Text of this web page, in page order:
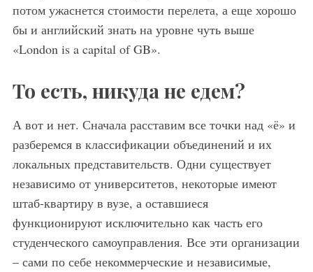
потом ужаснется стоимости перелета, а еще хорошо
бы и английский знать на уровне чуть выше
«London is a capital of GB».
То есть, никуда не едем?
А вот и нет. Сначала расставим все точки над «ё» и
разберемся в классификации объединений и их
локальных представительств. Одни существует
независимо от университетов, некоторые имеют
штаб-квартиру в вузе, а оставшиеся
функционируют исключительно как часть его
студенческого самоуправления. Все эти организации
– сами по себе некоммерческие и независимые,